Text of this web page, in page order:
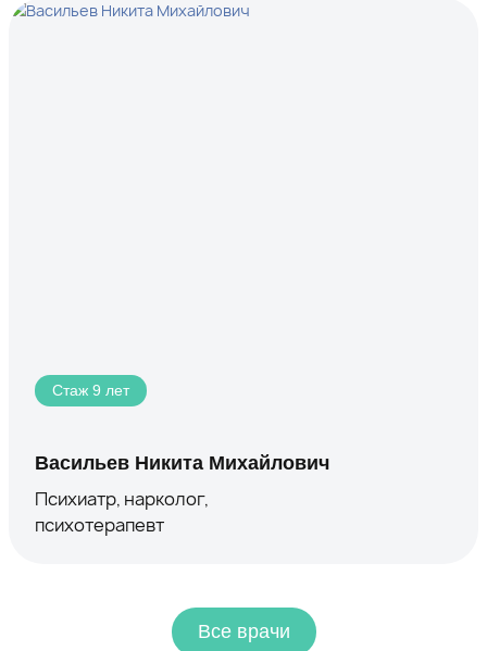
Стаж 9 лет
Васильев Никита Михайлович
Психиатр, нарколог,
психотерапевт
Все врачи